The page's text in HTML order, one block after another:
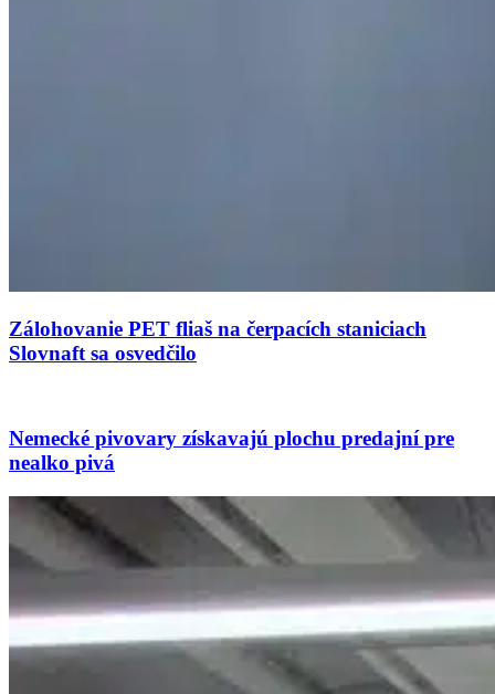
Zálohovanie PET fliaš na čerpacích staniciach
Slovnaft sa osvedčilo
Nemecké pivovary získavajú plochu predajní pre
nealko pivá